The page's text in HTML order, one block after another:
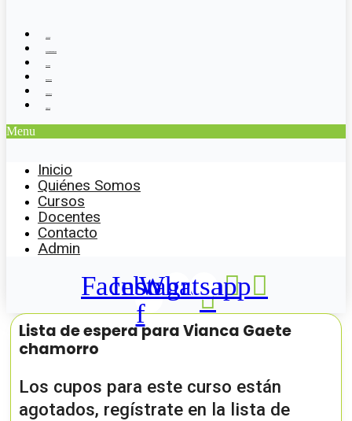
Menu
Inicio
Quiénes Somos
Cursos
Docentes
Contacto
Admin
Facebook-
f
Instagram
Whatsapp
Lista de espera para Vianca Gaete
chamorro
Los cupos para este curso están
agotados, regístrate en la lista de